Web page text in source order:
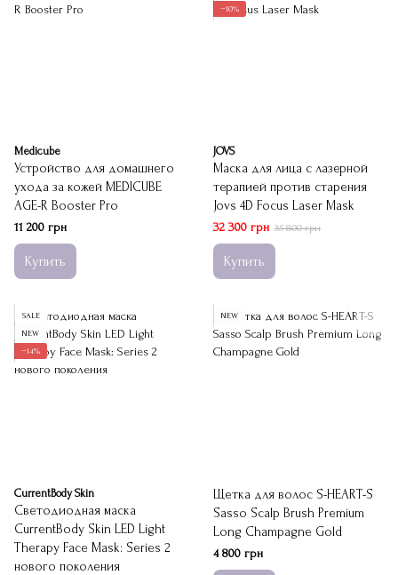
Medicube
Устройство для домашнего
ухода за кожей MEDICUBE
AGE-R Booster Pro
11 200 грн
Купить
−10%
JOVS
Маска для лица с лазерной
терапией против старения
Jovs 4D Focus Laser Mask
32 300 грн 35 800 грн
Купить
SALE
NEW
−14%
CurrentBody Skin
Светодиодная маска
CurrentBody Skin LED Light
Therapy Face Mask: Series 2
нового поколения
NEW
Щетка для волос S-HEART-S
Sasso Scalp Brush Premium
Long Champagne Gold
4 800 грн